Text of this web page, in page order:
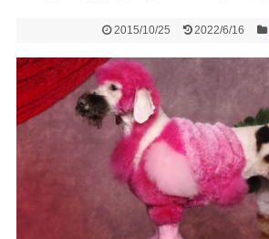
2015/10/25 2022/6/16